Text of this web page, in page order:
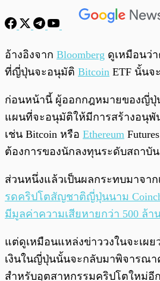
อ้างอิงจาก Bloomberg ดูเหมือนว่
ที่ญี่ปุ่นจะอนุมัติ Bitcoin ETF นั้นจ
ก่อนหน้านี้ ผู้ออกกฎหมายของญี่ปุ่
แผนที่จะอนุมัติให้มีการสร้างอนุพั
เช่น Bitcoin หรือ Ethereum
ต้องการของนักลงทุนระดับสถาบัน
ส่วนหนึ่งแล้วเป็นผลกระทบมาจาก
รดคริปโตสัญชาติญี่ปุ่นนาม
มีมูลค่าความเสียหายกว่า 500 ล้า
แต่ดูเหมือนแหล่งข่าววงในจะเผ
เงินในญี่ปุ่นนั้นจะกลับมาพิจารณา
สำหรับอุตสาหกรรมคริปโตใหม่อี